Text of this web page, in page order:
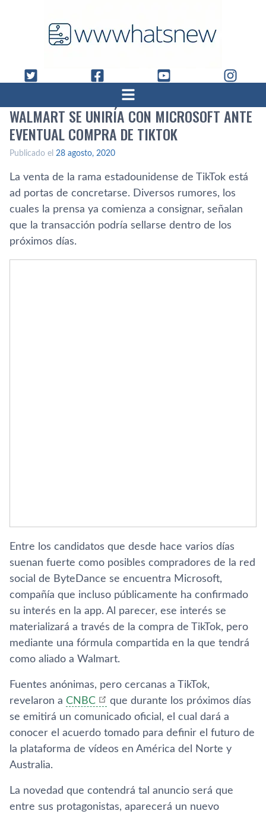
WALMART SE UNIRÍA CON MICROSOFT ANTE
EVENTUAL COMPRA DE TIKTOK
Publicado el 28 agosto, 2020
La venta de la rama estadounidense de TikTok está
ad portas de concretarse. Diversos rumores, los
cuales la prensa ya comienza a consignar, señalan
que la transacción podría sellarse dentro de los
próximos días.
Entre los candidatos que desde hace varios días
suenan fuerte como posibles compradores de la red
social de ByteDance se encuentra Microsoft,
compañía que incluso públicamente ha confirmado
su interés en la app. Al parecer, ese interés se
materializará a través de la compra de TikTok, pero
mediante una fórmula compartida en la que tendrá
como aliado a Walmart.
Fuentes anónimas, pero cercanas a TikTok,
revelaron a CNBC
que durante los próximos días
se emitirá un comunicado oficial, el cual dará a
conocer el acuerdo tomado para definir el futuro de
la plataforma de vídeos en América del Norte y
Australia.
La novedad que contendrá tal anuncio será que
entre sus protagonistas, aparecerá un nuevo